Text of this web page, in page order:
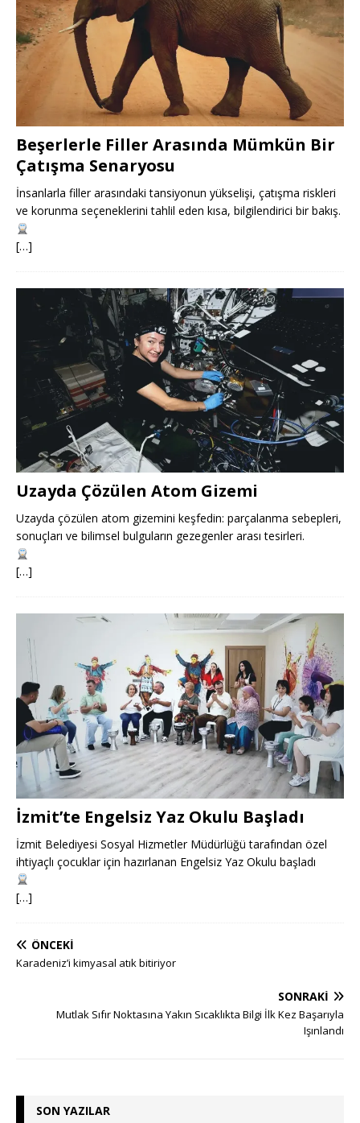
Beşerlerle Filler Arasında Mümkün Bir
Çatışma Senaryosu
İnsanlarla filler arasındaki tansiyonun yükselişi, çatışma riskleri
ve korunma seçeneklerini tahlil eden kısa, bilgilendirici bir bakış.
[…]
Uzayda Çözülen Atom Gizemi
Uzayda çözülen atom gizemini keşfedin: parçalanma sebepleri,
sonuçları ve bilimsel bulguların gezegenler arası tesirleri.
[…]
İzmit’te Engelsiz Yaz Okulu Başladı
İzmit Belediyesi Sosyal Hizmetler Müdürlüğü tarafından özel
ihtiyaçlı çocuklar için hazırlanan Engelsiz Yaz Okulu başladı
[…]
ÖNCEKI
Karadeniz’i kimyasal atık bitiriyor
SONRAKI
Mutlak Sıfır Noktasına Yakın Sıcaklıkta Bilgi İlk Kez Başarıyla
Işınlandı
SON YAZILAR